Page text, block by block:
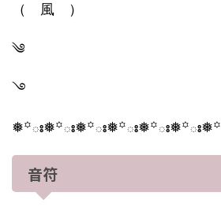
（ 風 ）
༄
࿓
❅꙳ః❅꙳ః❅꙳ః❅꙳ః❅꙳ః❅꙳ః❅꙳
音符